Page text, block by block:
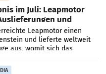
im Juli: Leapmotor
und
die 100.000er-Marke
Leapmotor einen
und lieferte weltweit
aus, womit sich das
Juli 2025 mehr als